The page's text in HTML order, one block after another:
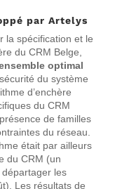
par Artelys
la spécification et le
du CRM Belge,
optimal
du système
d’enchère
du CRM
de familles
du réseau.
était par ailleurs
du CRM (un
les
Les résultats de